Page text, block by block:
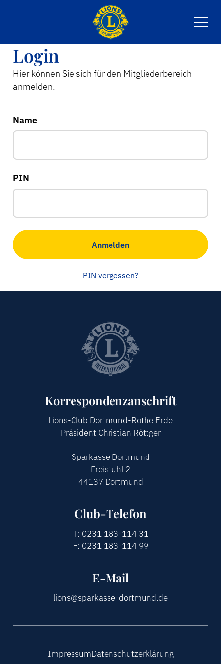
AKTIVITÄTEN
LIONS CLUB
LOGIN
Login
Hier können Sie sich für den Mitgliederbereich
anmelden.
Name
PIN
Anmelden
PIN vergessen?
Korrespondenzanschrift
Lions-Club Dortmund-Rothe Erde
Präsident Christian Röttger
Sparkasse Dortmund
Freistuhl 2
44137 Dortmund
Club-Telefon
T: 0231 183-114 31
F: 0231 183-114 99
E-Mail
lions@sparkasse-dortmund.de
ImpressumDatenschutzerklärung